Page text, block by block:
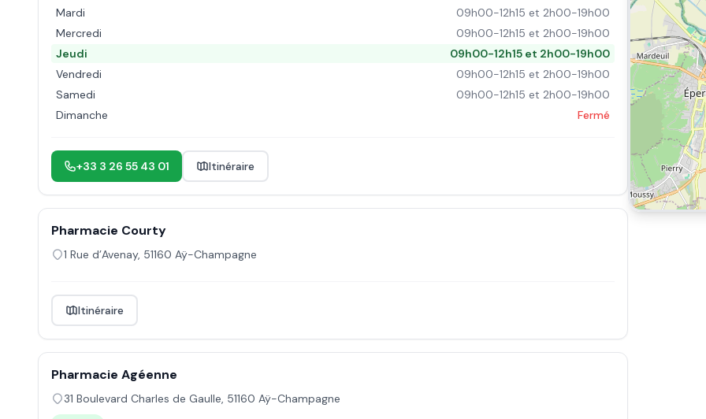
Mardi
09h00-12h15 et 2h00-19h00
Mercredi
09h00-12h15 et 2h00-19h00
Jeudi
09h00-12h15 et 2h00-19h00
Vendredi
09h00-12h15 et 2h00-19h00
Samedi
09h00-12h15 et 2h00-19h00
Dimanche
Fermé
+33 3 26 55 43 01 Itinéraire
Pharmacie Courty
1 Rue d’Avenay, 51160 Aÿ-Champagne
Itinéraire
Pharmacie Agéenne
31 Boulevard Charles de Gaulle, 51160 Aÿ-Champagne